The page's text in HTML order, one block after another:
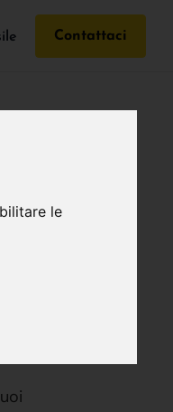
le
Contattaci